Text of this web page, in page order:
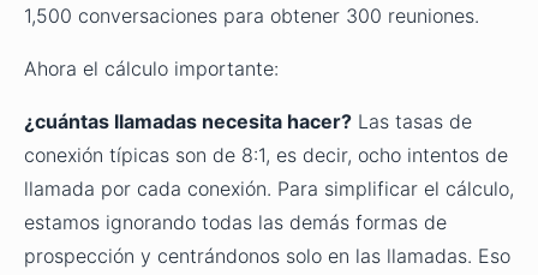
1,500 conversaciones para obtener 300 reuniones.
Ahora el cálculo importante:
¿cuántas llamadas necesita hacer? Las tasas de
conexión típicas son de 8:1, es decir, ocho intentos de
llamada por cada conexión. Para simplificar el cálculo,
estamos ignorando todas las demás formas de
prospección y centrándonos solo en las llamadas. Eso